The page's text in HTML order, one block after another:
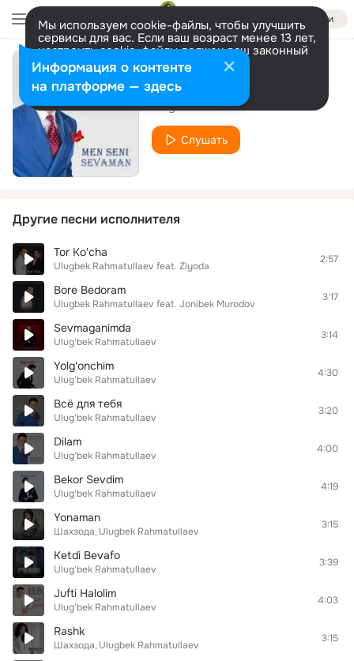
Войти
Мы используем cookie-файлы, чтобы улучшить
сервисы для вас. Если ваш возраст менее 13 лет,
настроить cookie-файлы должен ваш законный
представитель. Больше информации
Разрешить все Настроить
Sevib Qoldimda
Ulug'bek Rahmatullaev
Слушать
Другие песни исполнителя
Tor Ko'cha
Ulugbek Rahmatullaev feat. Ziyoda
2:57
Bore Bedoram
Ulugbek Rahmatullaev feat. Jonibek Murodov
3:17
Sevmaganimda
Ulug'bek Rahmatullaev
3:14
Yolg'onchim
Ulug'bek Rahmatullaev
4:30
Всё для тебя
Ulug'bek Rahmatullaev
3:20
Dilam
Ulug'bek Rahmatullaev
4:00
Bekor Sevdim
Ulug'bek Rahmatullaev
4:19
Yonaman
Шахзода Ulugbek Rahmatullaev
3:15
Ketdi Bevafo
Ulug'bek Rahmatullaev
3:39
Jufti Halolim
Ulug'bek Rahmatullaev
4:03
Rashk
Шахзода Ulugbek Rahmatullaev
3:15
Информация о контенте
на платформе — здесь